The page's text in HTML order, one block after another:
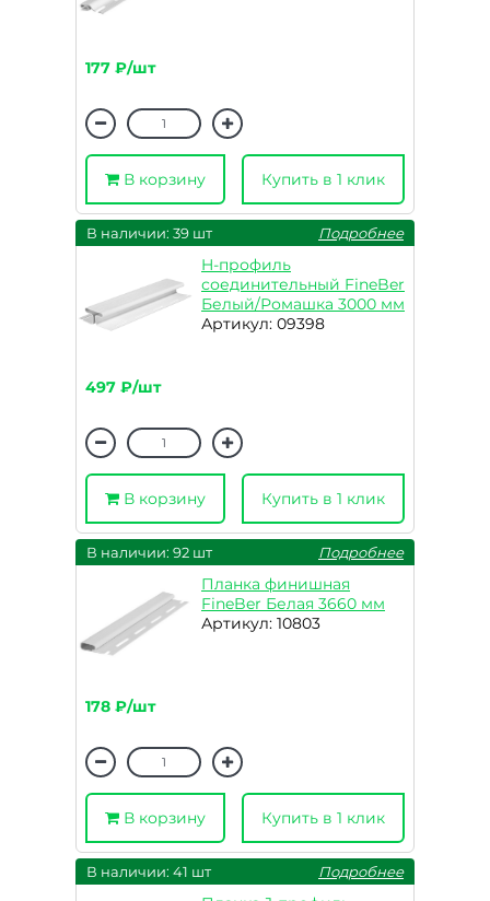
177 ₽/шт
В корзину Купить в 1 клик
В наличии: 39 шт Подробнее
H-профиль
соединительный FineBer
Белый/Ромашка 3000 мм
Артикул: 09398
497 ₽/шт
В корзину Купить в 1 клик
В наличии: 92 шт Подробнее
Планка финишная
FineBer Белая 3660 мм
Артикул: 10803
178 ₽/шт
В корзину Купить в 1 клик
В наличии: 41 шт Подробнее